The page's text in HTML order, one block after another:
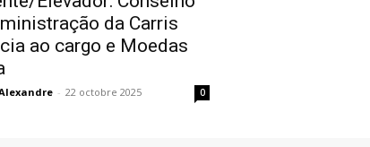
da Carris
ao cargo e Moedas
- 22 octobre 2025 0